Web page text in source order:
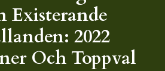
Existerande
2022
Och Toppval